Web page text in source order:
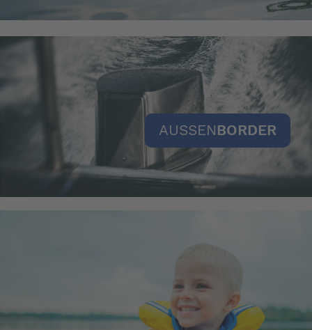
AUSSEN BORDER